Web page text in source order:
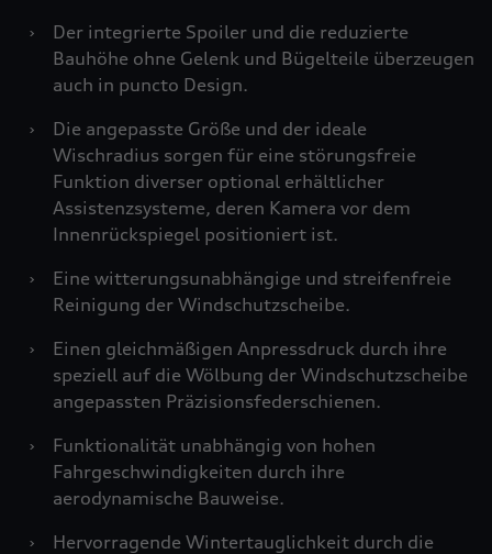
›
Der integrierte Spoiler und die reduzierte
Bauhöhe ohne Gelenk und Bügelteile überzeugen
auch in puncto Design.
›
Die angepasste Größe und der ideale
Wischradius sorgen für eine störungsfreie
Funktion diverser optional erhältlicher
Assistenzsysteme, deren Kamera vor dem
Innenrückspiegel positioniert ist.
›
Eine witterungsunabhängige und streifenfreie
Reinigung der Windschutzscheibe.
›
Einen gleichmäßigen Anpressdruck durch ihre
speziell auf die Wölbung der Windschutzscheibe
angepassten Präzisionsfederschienen.
›
Funktionalität unabhängig von hohen
Fahrgeschwindigkeiten durch ihre
aerodynamische Bauweise.
›
Hervorragende Wintertauglichkeit durch die